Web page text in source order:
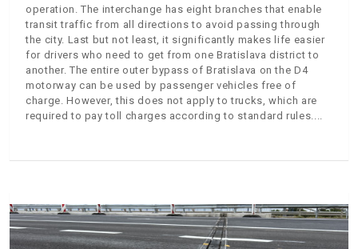
operation. The interchange has eight branches that enable
transit traffic from all directions to avoid passing through
the city. Last but not least, it significantly makes life easier
for drivers who need to get from one Bratislava district to
another. The entire outer bypass of Bratislava on the D4
motorway can be used by passenger vehicles free of
charge. However, this does not apply to trucks, which are
required to pay toll charges according to standard rules.